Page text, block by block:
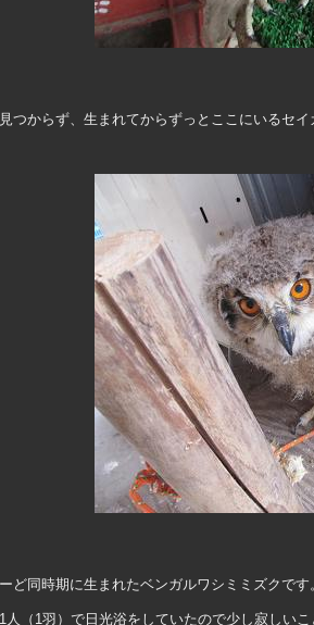
つからず、生まれてからずっとここにいるセイ
ど同時期に生まれたベンガルワシミミズクです。
人（1羽）で日光浴をしていたので少し寂しいこ